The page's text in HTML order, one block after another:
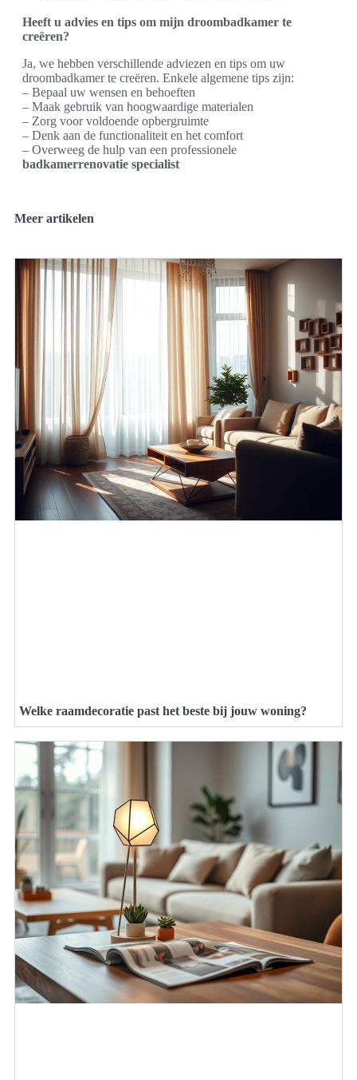
Heeft u advies en tips om mijn droombadkamer te
creëren?
Ja, we hebben verschillende adviezen en tips om uw
droombadkamer te creëren. Enkele algemene tips zijn:
– Bepaal uw wensen en behoeften
– Maak gebruik van hoogwaardige materialen
– Zorg voor voldoende opbergruimte
– Denk aan de functionaliteit en het comfort
– Overweeg de hulp van een professionele
badkamerrenovatie specialist
Meer artikelen
Welke raamdecoratie past het beste bij jouw woning?